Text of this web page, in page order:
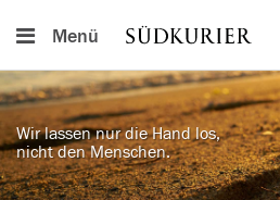
Menü
Wir lassen nur die Hand los,
nicht den Menschen.